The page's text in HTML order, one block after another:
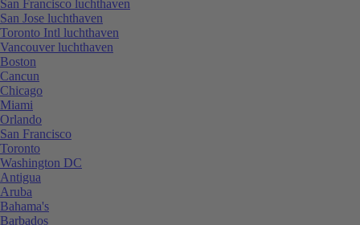
San Francisco luchthaven
San Jose luchthaven
Toronto Intl luchthaven
Vancouver luchthaven
Boston
Cancun
Chicago
Miami
Orlando
San Francisco
Toronto
Washington DC
Antigua
Aruba
Bahama's
Barbados